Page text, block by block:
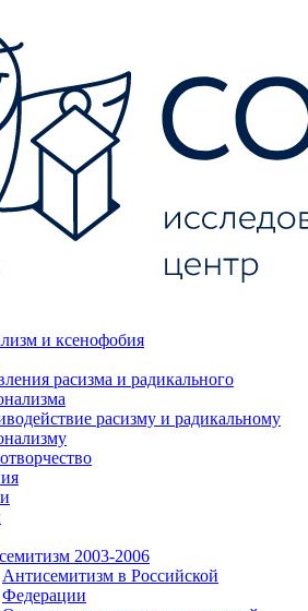
и ксенофобия
расизма и радикального
расизму и радикальному
2003-2006
Антисемитизм в Российской
Федерации